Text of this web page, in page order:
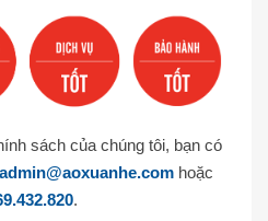
sách của chúng tôi, bạn có
admin@aoxuanhe.com hoặc
.